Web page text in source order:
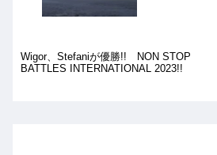
Wigor、Stefaniが優勝!! NON STOP
BATTLES INTERNATIONAL 2023!!